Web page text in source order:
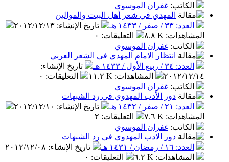
الكاتب: غفران الموسوي
المهدي في شعر أهل البيت والموالين
العدد: ٣٣ / صفر / ١٤٣٣ هـ
تاريخ الإنشاء: ٢٠١٢/١٢/١٣
المشاهدات: ٨.٨ K التعليقات: ٠
الكاتب: غفران الموسوي
انتظار الامام المهدي في الشعر العربي
العدد: ٣٤ / ربيع الأول / ١٤٣٣ هـ
تاريخ الإنشاء:
٢٠١٢/١٢/١٤
المشاهدات: ١١.٢ K التعليقات: ٠
الكاتب: غفران الموسوي
دور الأدب المهدوي في رد الشبهات
العدد: ٢١ / صفر / ١٤٣٢ هـ
تاريخ الإنشاء: ٢٠١٢/١٢/١٠
المشاهدات: ٧.٦ K التعليقات: ٢
الكاتب: غفران الموسوي
دور الادب المهدوي في رد الشبهات
العدد: ١٦ / رمضان / ١٤٣١ هـ
تاريخ الإنشاء: ٢٠١٢/١٢/٠٨
المشاهدات: ٦.٢ K التعليقات: ٠